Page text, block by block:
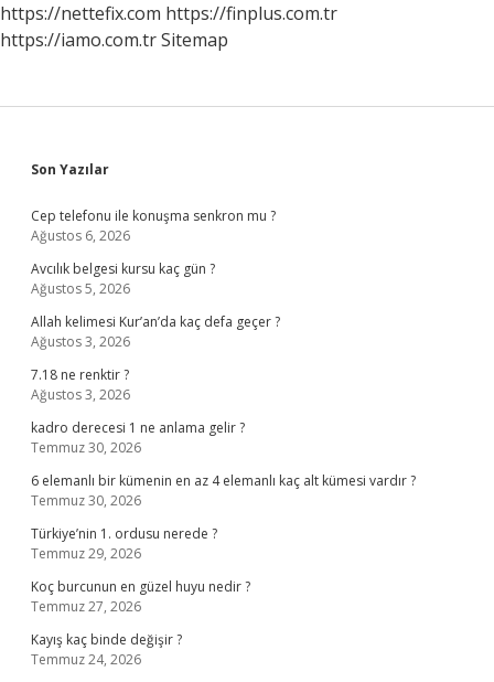
https://nettefix.com https://finplus.com.tr
https://iamo.com.trSitemap
Sidebar
Son Yazılar
Cep telefonu ile konuşma senkron mu ?
Ağustos 6, 2026
Avcılık belgesi kursu kaç gün ?
Ağustos 5, 2026
Allah kelimesi Kur’an’da kaç defa geçer ?
Ağustos 3, 2026
7.18 ne renktir ?
Ağustos 3, 2026
kadro derecesi 1 ne anlama gelir ?
Temmuz 30, 2026
6 elemanlı bir kümenin en az 4 elemanlı kaç alt kümesi vardır ?
Temmuz 30, 2026
Türkiye’nin 1. ordusu nerede ?
Temmuz 29, 2026
Koç burcunun en güzel huyu nedir ?
Temmuz 27, 2026
Kayış kaç binde değişir ?
Temmuz 24, 2026